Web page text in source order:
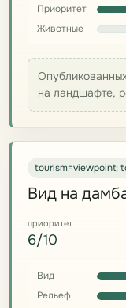
Приоритет
Животные
на ландшафте,
tourism=viewpoint;
Вид на
приоритет
6/10
Вид
Рельеф